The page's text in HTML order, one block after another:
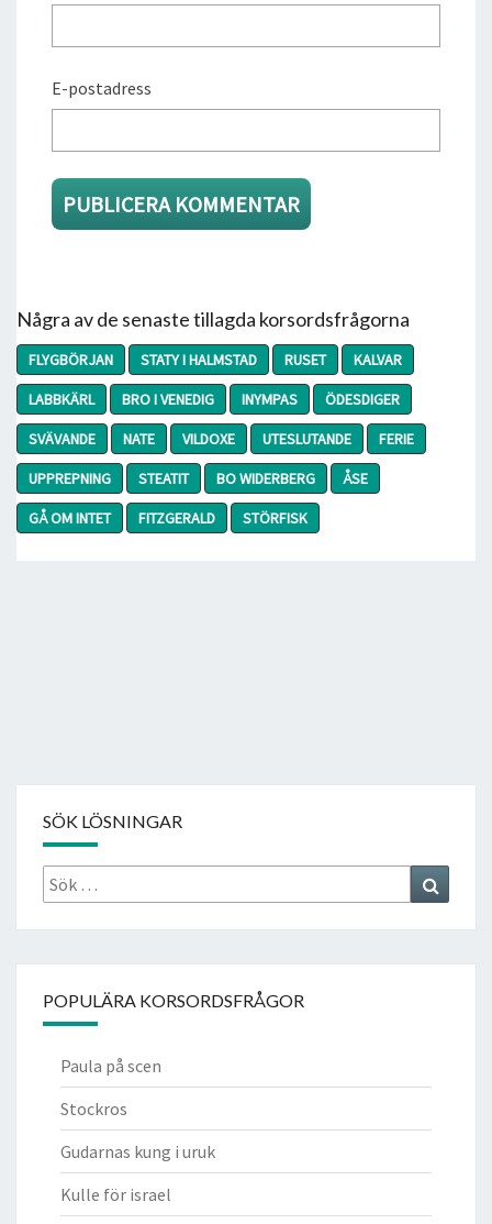
E-postadress
Några av de senaste tillagda korsordsfrågorna
FLYGBÖRJAN STATY I HALMSTAD RUSET
KALVAR
LABBKÄRL
BRO I VENEDIG INYMPAS
ÖDESDIGER
SVÄVANDE
NATE VILDOXE UTESLUTANDE
FERIE
UPPREPNING
STEATIT BO WIDERBERG
ÅSE
GÅ OM INTET
FITZGERALD STÖRFISK
SÖK LÖSNINGAR
Sök
efter:
POPULÄRA KORSORDSFRÅGOR
Paula på scen
Stockros
Gudarnas kung i uruk
Kulle för israel